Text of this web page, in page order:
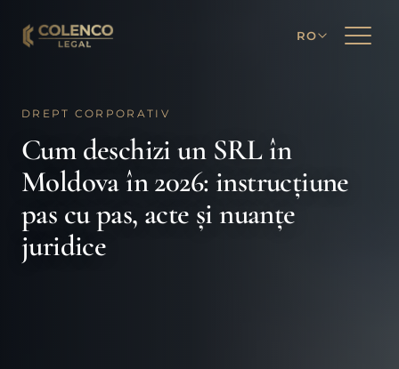
RO
DREPT CORPORATIV
Cum deschizi un SRL în
Moldova în 2026: instrucțiune
pas cu pas, acte și nuanțe
juridice